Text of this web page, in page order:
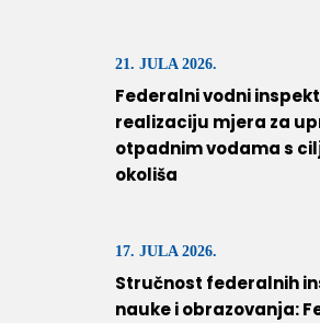
21. JULA 2026.
Federalni vodni
realizaciju mjera za
otpadnim vodama s
okoliša
17. JULA 2026.
Stručnost federalnih
nauke i obrazovanja: